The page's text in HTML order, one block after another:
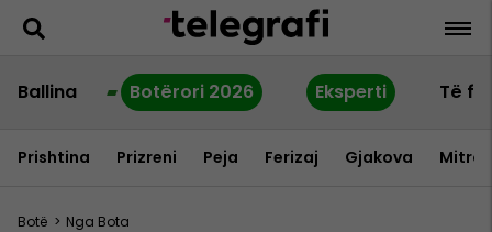
Ballina Botërori 2026 Eksperti Të
Prishtina Prizreni Peja Ferizaj Gjakova
Botë > Nga Bota